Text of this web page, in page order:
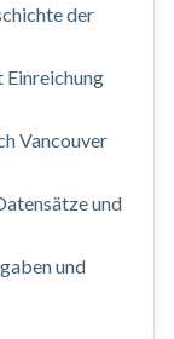
der
Einreichung
Vancouver
und
und